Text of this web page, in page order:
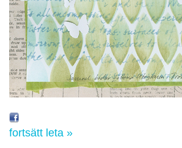
fortsätt leta »